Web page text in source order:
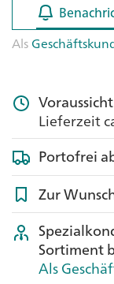
Als
Lieferzeit
Portofrei
Zur
Sortiment
Als